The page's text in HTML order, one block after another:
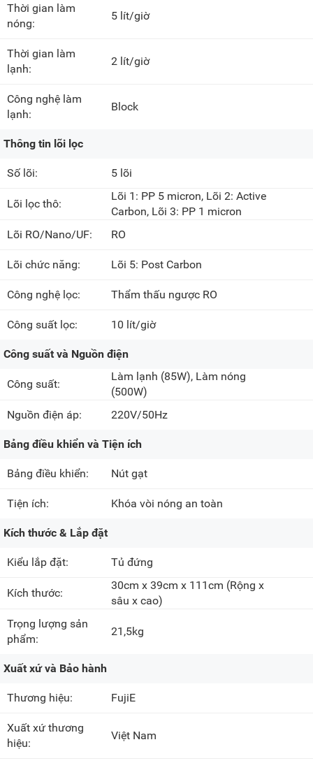
Thời gian làm
nóng:
5 lít/giờ
Thời gian làm
lạnh:
2 lít/giờ
Công nghệ làm
lạnh:
Block
Thông tin lõi lọc
Số lõi: 5 lõi
Lõi lọc thô:
Lõi 1: PP 5 micron, Lõi 2: Active
Carbon, Lõi 3: PP 1 micron
Lõi RO/Nano/UF:
RO
Lõi chức năng: Lõi 5: Post Carbon
Công nghệ lọc: Thẩm thấu ngược RO
Công suất lọc: 10 lít/giờ
Công suất và Nguồn điện
Công suất:
Làm lạnh (85W), Làm nóng
(500W)
Nguồn điện áp:
220V/50Hz
Bảng điều khiển và Tiện ích
Bảng điều khiển: Nút gạt
Tiện ích: Khóa vòi nóng an toàn
Kích thước & Lắp đặt
Kiểu lắp đặt: Tủ đứng
Kích thước:
30cm x 39cm x 111cm (Rộng x
sâu x cao)
Trọng lượng sản
phẩm:
21,5kg
Xuất xứ và Bảo hành
Thương hiệu: FujiE
Xuất xứ thương
hiệu:
Việt Nam